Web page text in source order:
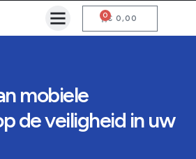
€ 0,00
0
mobiele
de veiligheid in uw